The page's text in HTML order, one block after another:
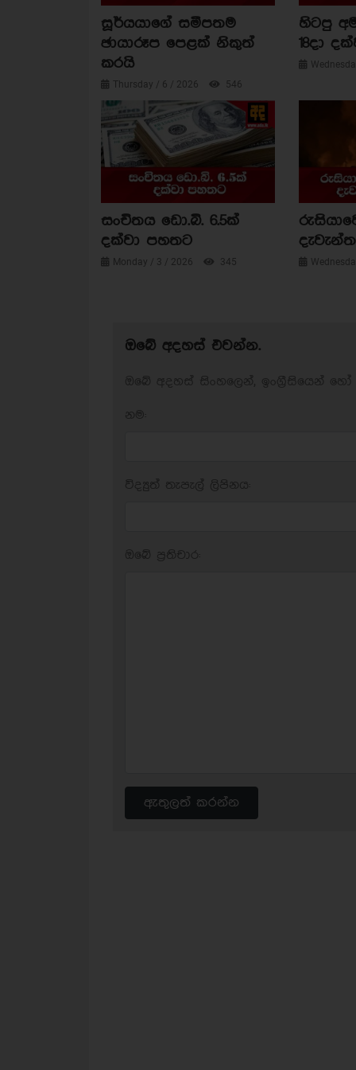
සූර්යයාගේ සමීපතම
ඡායාරූප පෙළක් නිකුත්
කරයි
Thursday / 6 / 2026 546
හිටපු
18දා
සංචිතය ඩො.බි. 6.5ක්
දක්වා පහතට
Monday / 3 / 2026 345
ඔබේ අදහස් එවන්න.
ඇතුලත් කරන්න